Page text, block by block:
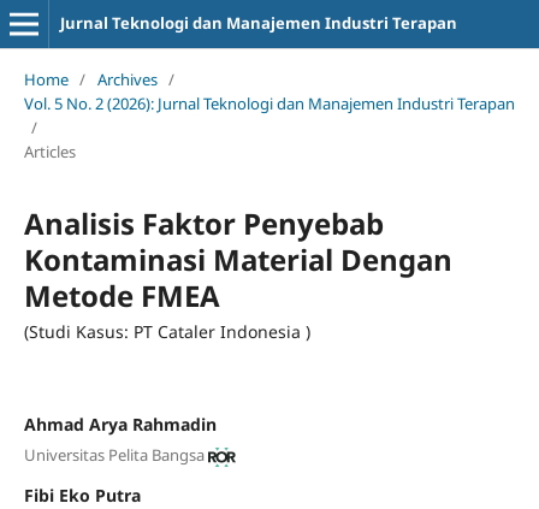
Jurnal Teknologi dan Manajemen Industri Terapan
Home / Archives /
Vol. 5 No. 2 (2026): Jurnal Teknologi dan Manajemen Industri Terapan
/
Articles
Analisis Faktor Penyebab
Kontaminasi Material Dengan
Metode FMEA
(Studi Kasus: PT Cataler Indonesia )
Ahmad Arya Rahmadin
Universitas Pelita Bangsa
Fibi Eko Putra